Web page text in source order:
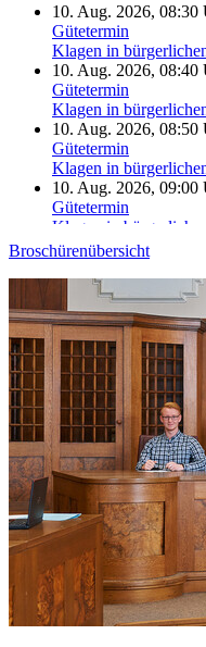
10. Aug. 2026, 08:30
Gütetermin
Klagen in
10. Aug. 2026, 08:40
Gütetermin
Klagen in
10. Aug. 2026, 08:50
Gütetermin
Klagen in
10. Aug. 2026, 09:00
Gütetermin
Klagen in
10. Aug. 2026, 09:00
Klagen in
10. Aug. 2026, 09:00
Gütetermin
Klagen in
10. Aug. 2026, 09:10
Gütetermin
Klagen in
10. Aug. 2026, 09:15
Gütetermin
Klagen in
10. Aug. 2026, 09:20
Gütetermin
Klagen in
10. Aug. 2026, 09:30
Gütetermin
Klagen in
Letzte
7. Aug. 2026, 17:25
Broschürenübersicht